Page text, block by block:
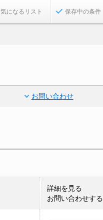
気になるリスト 保存中の条件
お問い合わせ
詳細を見る
お問い合わせする